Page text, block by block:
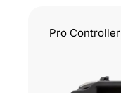
Pro Controller